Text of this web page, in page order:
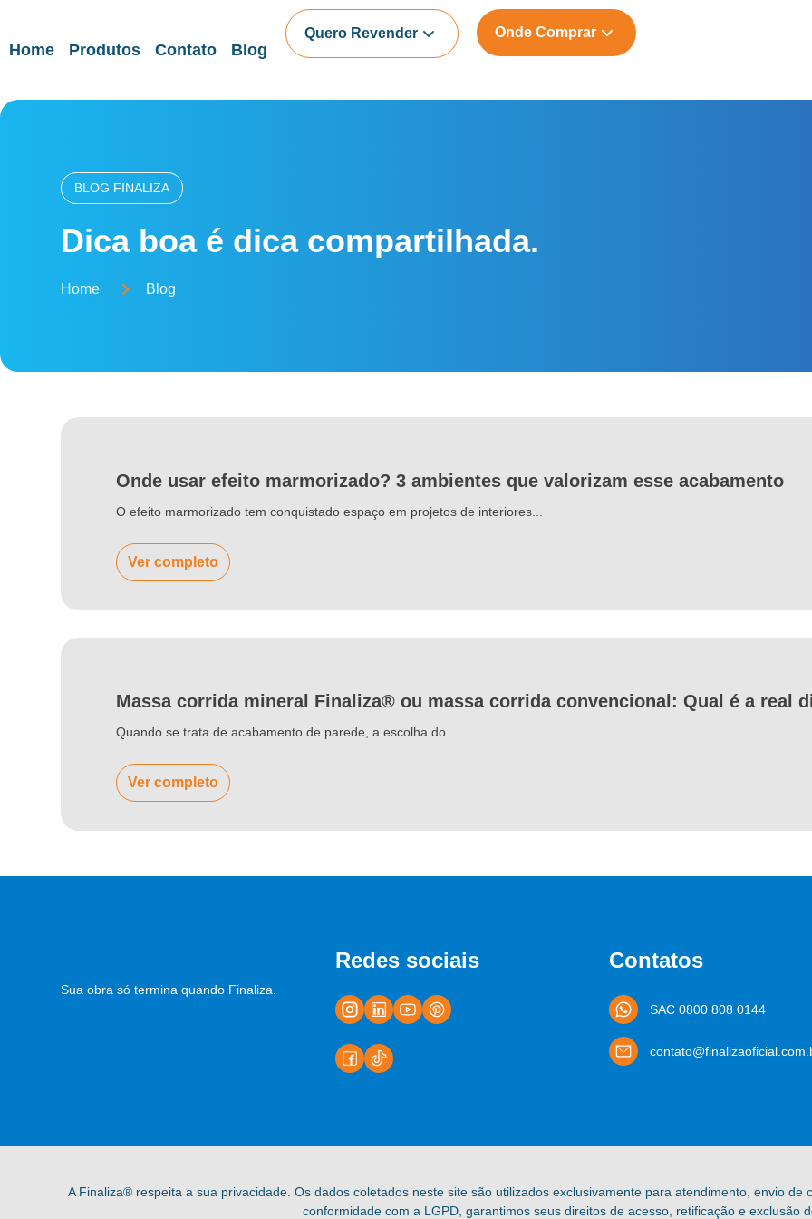
Home Produtos Contato Blog
Quero Revender Onde Comprar
BLOG FINALIZA
Dica boa é dica compartilhada.
Home Blog
Onde usar efeito marmorizado? 3 ambientes que valorizam esse acabamento
O efeito marmorizado tem conquistado espaço em projetos de interiores...
Ver completo
Massa corrida mineral Finaliza® ou massa corrida convencional: Qual é a real
Quando se trata de acabamento de parede, a escolha do...
Ver completo
Sua obra só termina quando Finaliza.
Redes sociais Contatos
SAC 0800 808 0144
A Finaliza® respeita a sua privacidade. Os dados coletados neste site são utilizados exclusivamente para atendimento, envio
conformidade com a LGPD, garantimos seus direitos de acesso, retificação e exclusão